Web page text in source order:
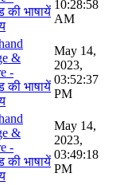
की भाषायें
10:28:58
AM
&
-
की भाषायें
May 14,
2023,
03:52:37
PM
&
-
की भाषायें
May 14,
2023,
03:49:18
PM